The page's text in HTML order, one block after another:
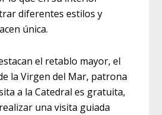
diferentes estilos y
única.
el retablo mayor, el
la Virgen del Mar, patrona
a la Catedral es gratuita,
una visita guiada